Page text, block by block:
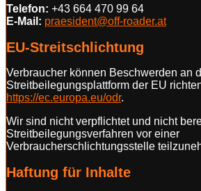
Telefon: +43 664 470 99 64
E-Mail: praesident@off-roader.at
EU-Streitschlichtung
Verbraucher können Beschwerden an
Streitbeilegungsplattform der EU
https://ec.europa.eu/odr.
Wir sind nicht verpflichtet und nicht
Streitbeilegungsverfahren vor einer
Verbraucherschlichtungsstelle
Haftung für Inhalte